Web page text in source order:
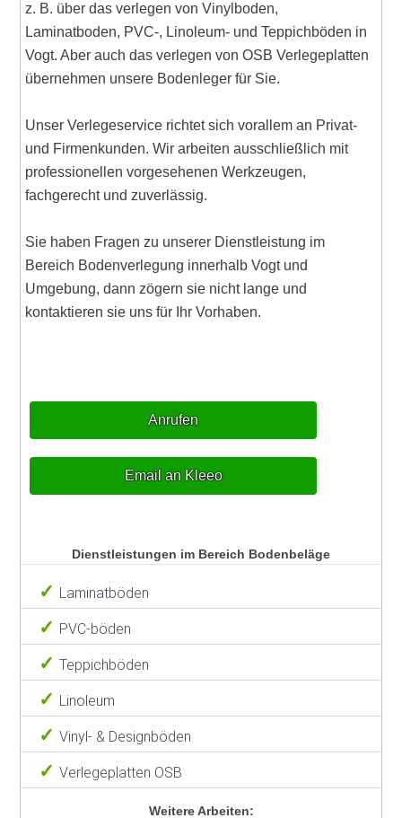
z. B. über das verlegen von Vinylboden,
Laminatboden, PVC-, Linoleum- und Teppichböden in
Vogt. Aber auch das verlegen von OSB Verlegeplatten
übernehmen unsere Bodenleger für Sie.
Unser Verlegeservice richtet sich vorallem an Privat-
und Firmenkunden. Wir arbeiten ausschließlich mit
professionellen vorgesehenen Werkzeugen,
fachgerecht und zuverlässig.
Sie haben Fragen zu unserer Dienstleistung im
Bereich Bodenverlegung innerhalb Vogt und
Umgebung, dann zögern sie nicht lange und
kontaktieren sie uns für Ihr Vorhaben.
Anrufen
Email an Kleeo
Dienstleistungen im Bereich Bodenbeläge
Laminatböden
PVC-böden
Teppichböden
Linoleum
Vinyl- & Designböden
Verlegeplatten OSB
Weitere Arbeiten: